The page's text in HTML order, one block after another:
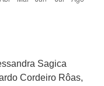
Sagica
Cordeiro Rôas,